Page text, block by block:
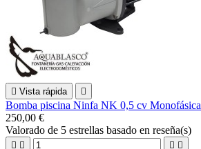
 Vista rápida 
Bomba piscina Ninfa NK 0,5 cv Monofásica
250,00 €
Valorado de 5 estrellas basado en reseña(s)
   